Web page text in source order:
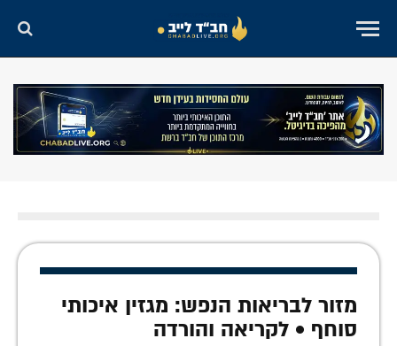
מזור לבריאות הנפש: מגזין איכותי
סוחף • לקריאה והורדה